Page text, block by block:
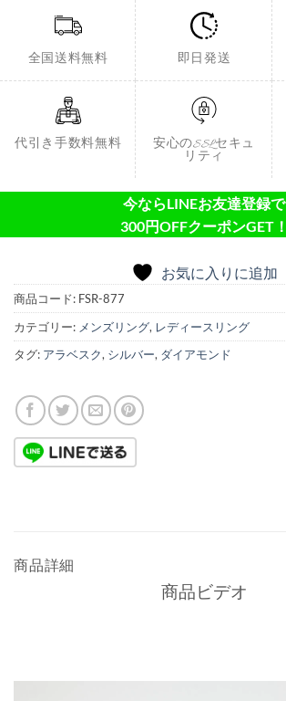
全国送料無料 即日発送
代引き手数料無料
安心のSSLセキュ
リティ
今ならLINEお友達登録で
300円OFFクーポンGET！
お気に入りに追加
商品コード: FSR-877
カテゴリー: メンズリング, レディースリング
タグ: アラベスク, シルバー, ダイアモンド
商品詳細
商品ビデオ